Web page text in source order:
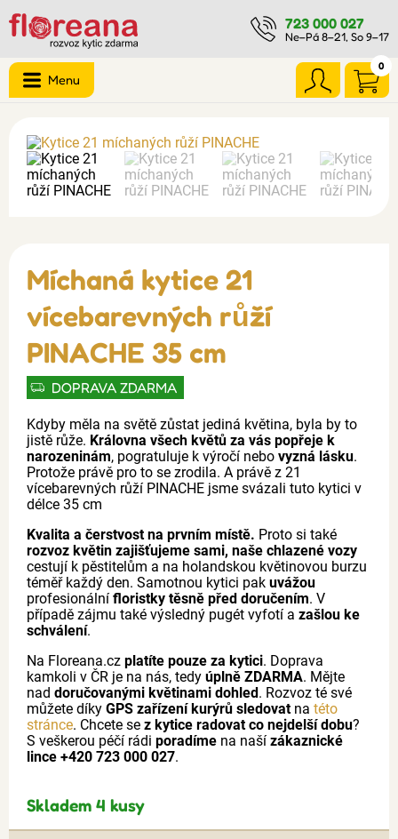
723 000 027
Ne–Pá 8–21, So 9–17
0
Menu
Míchaná kytice 21
vícebarevných růží
PINACHE 35 cm
DOPRAVA ZDARMA
Kdyby měla na světě zůstat jediná květina, byla by to
jistě růže. Královna všech květů za vás popřeje k
narozeninám, pogratuluje k výročí nebo vyzná lásku.
Protože právě pro to se zrodila. A právě z 21
vícebarevných růží PINACHE jsme svázali tuto kytici v
délce 35 cm
Kvalita a čerstvost na prvním místě. Proto si také
rozvoz květin zajišťujeme sami, naše chlazené vozy
cestují k pěstitelům a na holandskou květinovou burzu
téměř každý den. Samotnou kytici pak uvážou
profesionální floristky těsně před doručením. V
případě zájmu také výsledný pugét vyfotí a zašlou ke
schválení.
Na Floreana.cz platíte pouze za kytici. Doprava
kamkoli v ČR je na nás, tedy úplně ZDARMA. Mějte
nad doručovanými květinami dohled. Rozvoz té své
můžete díky GPS zařízení kurýrů sledovatna této
stránce. Chcete se z kytice radovat co nejdelší dobu?
S veškerou péčí rádi poradíme na naší zákaznické
lince +420 723 000 027.
Skladem 4 kusy